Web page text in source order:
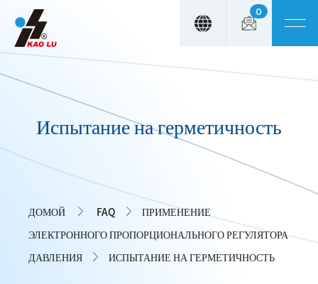
0
Испытание на герметичность
ДОМОЙ FAQ
ПРИМЕНЕНИЕ
ЭЛЕКТРОННОГО ПРОПОРЦИОНАЛЬНОГО РЕГУЛЯТОРА
ДАВЛЕНИЯ
ИСПЫТАНИЕ НА ГЕРМЕТИЧНОСТЬ
Панель управления cookies